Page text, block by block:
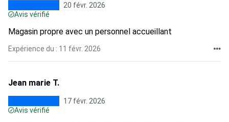
20 févr. 2026
Avis vérifié
Magasin propre avec un personnel accueillant
Expérience du : 11 févr. 2026
Jean marie T.
17 févr. 2026
Avis vérifié